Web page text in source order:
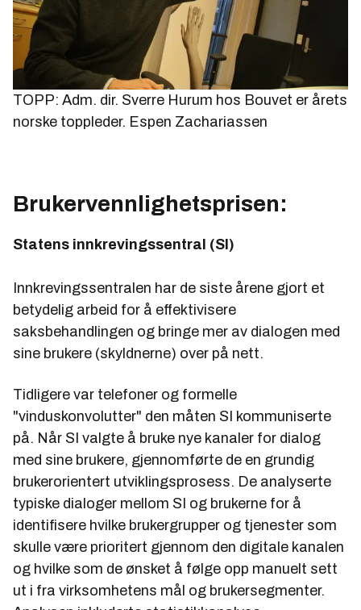
TOPP: Adm. dir. Sverre Hurum hos Bouvet er årets
norske toppleder. Espen Zachariassen
Brukervennlighetsprisen:
Statens innkrevingssentral (SI)
Innkrevingssentralen har de siste årene gjort et
betydelig arbeid for å effektivisere
saksbehandlingen og bringe mer av dialogen med
sine brukere (skyldnerne) over på nett.
Tidligere var telefoner og formelle
"vinduskonvolutter" den måten SI kommuniserte
på. Når SI valgte å bruke nye kanaler for dialog
med sine brukere, gjennomførte de en grundig
brukerorientert utviklingsprosess. De analyserte
typiske dialoger mellom SI og brukerne for å
identifisere hvilke brukergrupper og tjenester som
skulle være prioritert gjennom den digitale kanalen
og hvilke som de ønsket å følge opp manuelt sett
ut i fra virksomhetens mål og brukersegmenter.